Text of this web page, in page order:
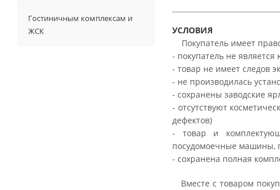
УСЛОВИЯ
Покупатель имеет
- покупатель не
- товар не имеет следов
- не производилась
- сохранены заводские
- отсутствуют
дефектов)
- товар и
посудомоечные машины,
- сохранена полная
Вместе с товаром
Гостиничным комплексам и
ЖСК